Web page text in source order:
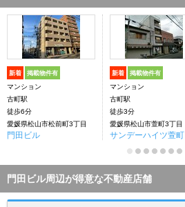
新着 掲載物件有
マンション
古町駅
徒歩6分
愛媛県松山市松前町3丁目
門田ビル
新着 掲載物件有
マンション
古町駅
徒歩3分
愛媛県松山市萱町3丁目
サンデーハイツ萱町
門田ビル周辺が得意な不動産店舗